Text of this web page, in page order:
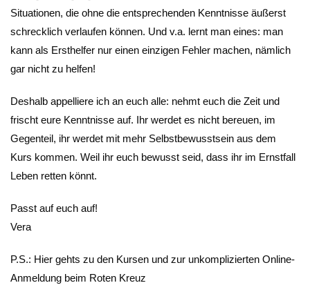
Situationen, die ohne die entsprechenden Kenntnisse äußerst
schrecklich verlaufen können. Und v.a. lernt man eines: man
kann als Ersthelfer nur einen einzigen Fehler machen, nämlich
gar nicht zu helfen!
Deshalb appelliere ich an euch alle: nehmt euch die Zeit und
frischt eure Kenntnisse auf. Ihr werdet es nicht bereuen, im
Gegenteil, ihr werdet mit mehr Selbstbewusstsein aus dem
Kurs kommen. Weil ihr euch bewusst seid, dass ihr im Ernstfall
Leben retten könnt.
Passt auf euch auf!
Vera
P.S.: Hier gehts zu den Kursen und zur unkomplizierten Online-
Anmeldung beim Roten Kreuz